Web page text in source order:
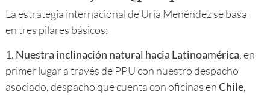
La estrategia internacional de Uría Menéndez se basa
en tres pilares básicos:
1. Nuestra inclinación natural hacia Latinoamérica, en
primer lugar a través de PPU con nuestro despacho
asociado, despacho que cuenta con oficinas enChile,